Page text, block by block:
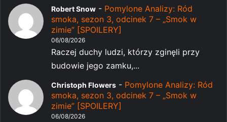
Robert Snow - Pomylone Analizy: Ród
smoka, sezon 3, odcinek 7 – „Smok w
zimie” [SPOILERY]
06/08/2026
Raczej duchy ludzi, którzy zginęli przy
budowie jego zamku,...
Christoph Flowers - Pomylone Analizy: Ród
smoka, sezon 3, odcinek 7 – „Smok w
zimie” [SPOILERY]
06/08/2026